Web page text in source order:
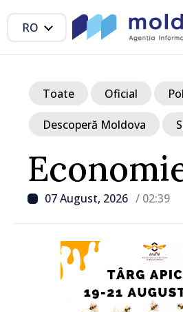
RO
07 August, 2026 / 02:39
Toate Oficial
Descoperă Moldova